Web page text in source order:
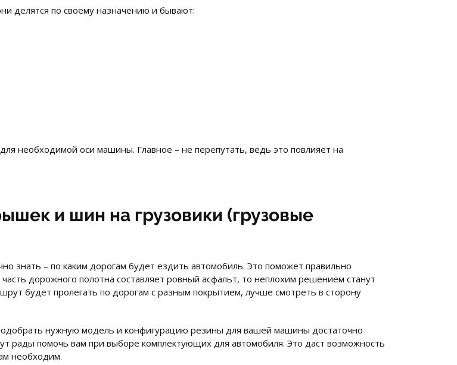
делятся по своему назначению и бывают:
необходимой оси машины. Главное – не перепутать, ведь это повлияет на
и шин на грузовики (грузовые
знать – по каким дорогам будет ездить автомобиль. Это поможет правильно
дорожного полотна составляет ровный асфальт, то неплохим решением станут
будет пролегать по дорогам с разным покрытием, лучше смотреть в сторону
нужную модель и конфигурацию резины для вашей машины достаточно
рады помочь вам при выборе комплектующих для автомобиля. Это даст возможность
необходим.